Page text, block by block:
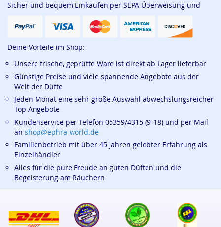
Sicher und bequem Einkaufen per SEPA Überweisung und
Deine Vorteile im Shop:
Unsere frische, geprüfte Ware ist direkt ab Lager lieferbar
Günstige Preise und viele spannende Angebote aus der
Welt der Düfte
Jeden Monat eine sehr große Auswahl abwechslungsreicher
Top Angebote
Kundenservice per Telefon 06359/4315 (9-18) und per Mail
an shop@ephra-world.de
Familienbetrieb mit über 45 Jahren gelebter Erfahrung als
Einzelhändler
Alles für die pure Freude an guten Düften und die
Begeisterung am Räuchern